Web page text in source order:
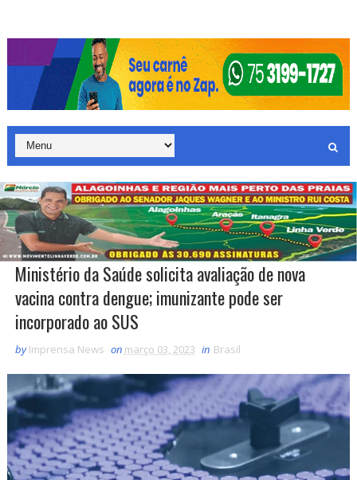
Ministério da Saúde solicita avaliação de nova
vacina contra dengue; imunizante pode ser
incorporado ao SUS
by Imprensa News on março 03, 2023 in Brasil